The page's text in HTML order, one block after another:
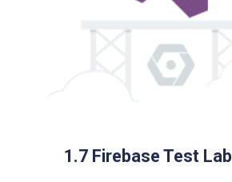
1.7 Firebase Test Lab